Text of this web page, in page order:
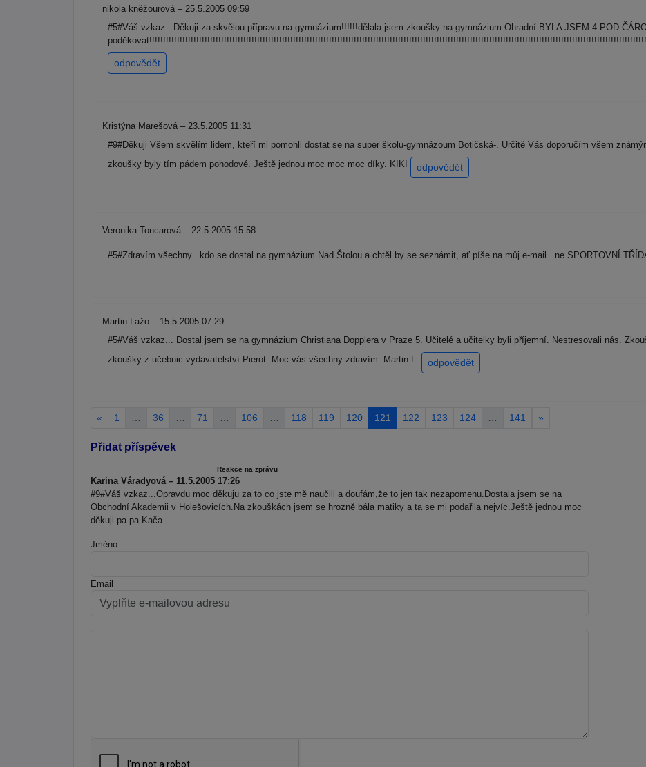
nikola kněžourová – 25.5.2005 09:59
#5#Váš vzkaz...Děkuji za skvělou přípravu na gymnázium!!!!!!dělala jsem zkoušky na gymnázium Ohradní.BYLA JSEM 4 POD
odpovědět
Kristýna Marešová – 23.5.2005 11:31
#9#Děkuji Všem skvělím lidem, kteří mi pomohli dostat se na super školu-gymnázoum Botičská-. Určitě Vás doporučím všem
zkoušky byly tím pádem pohodové. Ještě jednou moc moc moc díky. KIKI
odpovědět
Veronika Toncarová – 22.5.2005 15:58
#5#Zdravím všechny...kdo se dostal na gymnázium Nad Štolou a chtěl by se seznámit, ať píše na můj e-mail...ne SPORTOVNÍ
Martin Lažo – 15.5.2005 07:29
#5#Váš vzkaz... Dostal jsem se na gymnázium Christiana Dopplera v Praze 5. Učitelé a učitelky byli příjemní. Nestresovali nás.
zkoušky z učebnic vydavatelství Pierot. Moc vás všechny zdravím. Martin L.
odpovědět
« 1 36 71 106 118 119 120 121 122 123 124 141 »
Přidat příspěvek
Reakce na zprávu
Karina Váradyová – 11.5.2005 17:26
#9#Váš vzkaz...Opravdu moc děkuju za to co jste mě naučili a doufám,že to jen tak nezapomenu.Dostala jsem se na
Obchodní Akademii v Holešovicích.Na zkouškách jsem se hrozně bála matiky a ta se mi podařila nejvíc.Ještě jednou moc
děkuji pa pa Kača
Jméno
Email